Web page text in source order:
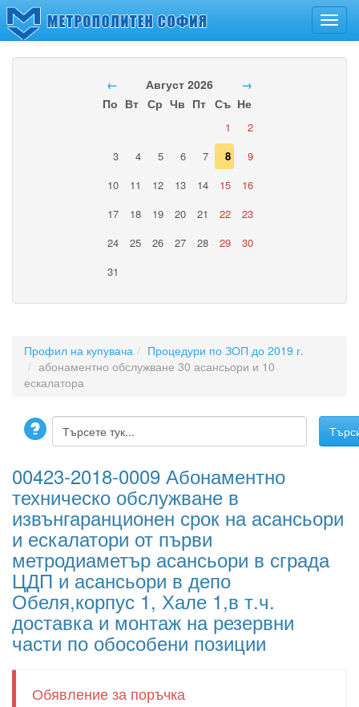
← Август 2026
→
По Вт Ср Чв Пт Съ Не
1
2
3
4 5 6 7 8
9
10
11 12 13 14 15
16
17
18 19 20 21 22
23
24
25 26 27 28 29
30
31
Профил на купувача
Процедури по ЗОП до 2019 г.
абонаментно обслужване 30 асансьори и 10
ескалатора
00423-2018-0009 Абонаментно
техническо обслужване в
извънгаранционен срок на асансьори
и ескалатори от първи
метродиаметър асансьори в сграда
ЦДП и асансьори в депо
Обеля,корпус 1, Хале 1,в т.ч.
доставка и монтаж на резервни
части по обособени позиции
Обявление за поръчка